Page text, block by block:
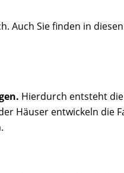
Auch Sie finden in
Hierdurch entsteht
Häuser entwickeln die